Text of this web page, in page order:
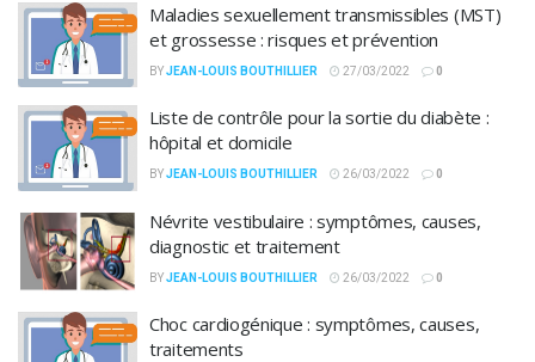
Maladies sexuellement transmissibles (MST)
et grossesse : risques et prévention
BYJEAN-LOUIS BOUTHILLIER 27/03/2022 0
Liste de contrôle pour la sortie du diabète :
hôpital et domicile
BYJEAN-LOUIS BOUTHILLIER 26/03/2022 0
Névrite vestibulaire : symptômes, causes,
diagnostic et traitement
BYJEAN-LOUIS BOUTHILLIER 26/03/2022 0
Choc cardiogénique : symptômes, causes,
traitements